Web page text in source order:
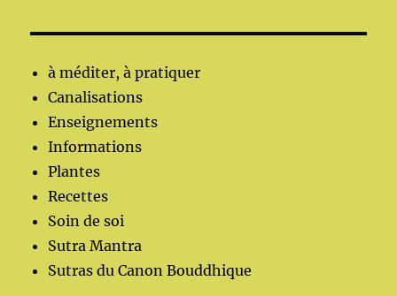
à méditer, à pratiquer
Canalisations
Enseignements
Informations
Plantes
Recettes
Soin de soi
Sutra Mantra
Sutras du Canon Bouddhique